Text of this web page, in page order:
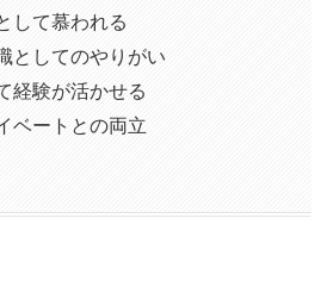
して慕われる
としてのやりがい
経験が活かせる
ベートとの両立